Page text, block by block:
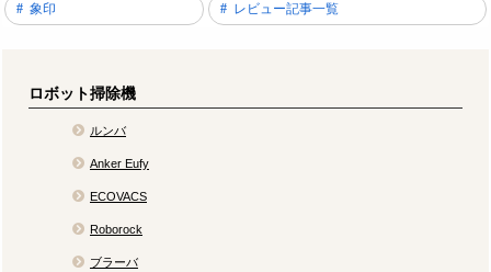
象印 レビュー記事一覧
ロボット掃除機
ルンバ
Anker Eufy
ECOVACS
Roborock
ブラーバ